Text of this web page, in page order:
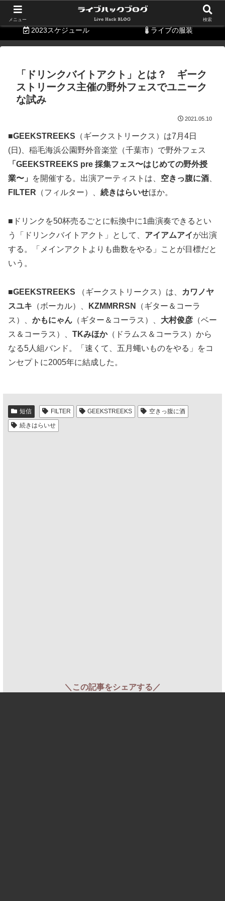
持ち物リスト
2023スケジュール ライブの服装
「ドリンクバイトアクト」とは？ ギーク
ストリークス主催の野外フェスでユニーク
な試み
2021.05.10
■GEEKSTREEKS （ギークストリークス）は7月4日
(日)、稲毛海浜公園野外音楽堂（千葉市）で野外フェス
「GEEKSTREEKS pre 採集フェス〜はじめての野外授
業〜」
を開催する。出演アーティストは、 空きっ腹に酒
FILTER （フィルター）、 続きはらいせほか。
■ドリンクを50杯売るごとに転換中に1曲演奏できるとい
う「ドリンクバイトアクト」として、 アイアムアイが出演
する。「メインアクトよりも曲数をやる」ことが目標だと
いう。
■GEEKSTREEKS （ギークストリークス）は、
カワノヤ
スユキ （ボーカル）、 KZMMRRSN
（ギター＆コーラ
ス）、 かもにゃん （ギター＆コーラス）、 大村俊彦 （ベー
ス＆コーラス）、 TKみほか（ドラムス＆コーラス）から
なる5人組バンド。「速くて、五月蠅いものをやる」をコ
ンセプトに2005年に結成した。
短信 FILTER GEEKSTREEKS
空きっ腹に酒
続きはらいせ
＼この記事をシェアする／
メニュー 検索